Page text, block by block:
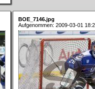
BOE_7146.jpg
Aufgenommen: 2009-03-01